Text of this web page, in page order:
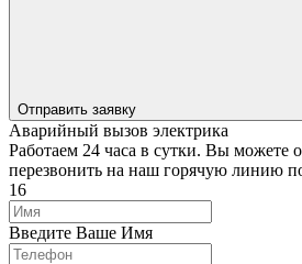
Отправить заявку
Аварийный вызов электрика
Работаем 24 часа в сутки. Вы можете
перезвонить на наш горячую линию
16
Введите Ваше Имя